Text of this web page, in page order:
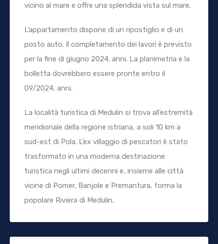
vicino al mare e offre una splendida vista sul mare.
L’appartamento dispone di un ripostiglio e di un
posto auto. Il completamento dei lavori è previsto
per la fine di giugno 2024. anni. La planimetria e la
bolletta dovrebbero essere pronte entro il
09/2024. anni.
La località turistica di Medulin si trova all’estremità
meridionale della regione istriana, a soli 10 km a
sud-est di Pola. L’ex villaggio di pescatori è stato
trasformato in una moderna destinazione
turistica negli ultimi decenni e, insieme alle città
vicine di Pomer, Banjole e Premantura, forma la
popolare Riviera di Medulin.